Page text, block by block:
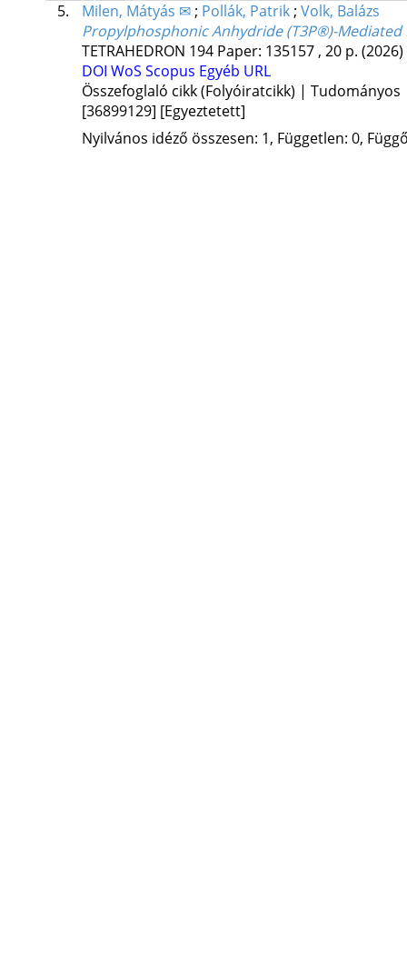
5.
Milen, Mátyás ✉; Pollák, Patrik; Volk, Balázs
Propylphosphonic Anhydride (T3P®)-
TETRAHEDRON 194 Paper: 135157 , 20 p. (2026)
DOI WoS Scopus Egyéb URL
Összefoglaló cikk (Folyóiratcikk) | Tudományos
[36899129] [Egyeztetett]
Nyilvános idéző összesen: 1, Független: 0,